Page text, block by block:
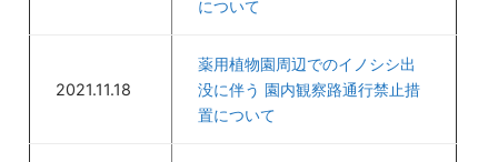
について
2021.11.18
薬用植物園周辺でのイノシシ出
没に伴う 園内観察路通行禁止措
置について